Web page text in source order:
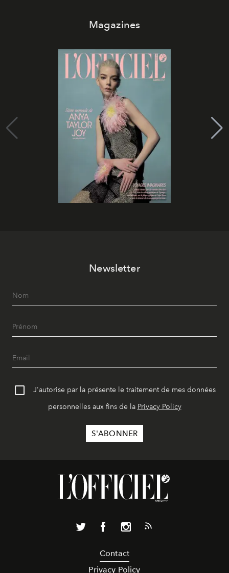
Magazines
Newsletter
J'autorise par la présente le traitement de mes données
personnelles aux fins de la Privacy Policy
Contact
Privacy Policy